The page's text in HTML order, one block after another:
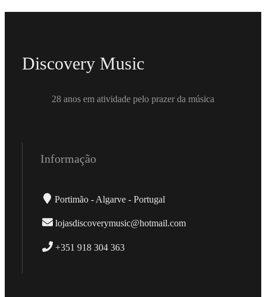
Discovery Music
28 anos em atividade pelo prazer da música
Informação
Portimão - Algarve - Portugal
lojasdiscoverymusic@hotmail.com
+351 918 304 363